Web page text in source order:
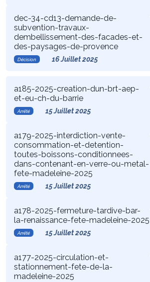
dec-34-cd13-demande-de-
subvention-travaux-
dembellissement-des-facades-et-
des-paysages-de-provence
Décision 16 Juillet 2025
a185-2025-creation-dun-brt-aep-
et-eu-ch-du-barrie
Arrêté 15 Juillet 2025
a179-2025-interdiction-vente-
consommation-et-detention-
toutes-boissons-conditionnees-
dans-contenant-en-verre-ou-metal-
fete-madeleine-2025
Arrêté 15 Juillet 2025
a178-2025-fermeture-tardive-bar-
la-renaissance-fete-madeleine-2025
Arrêté 15 Juillet 2025
a177-2025-circulation-et-
stationnement-fete-de-la-
madeleine-2025